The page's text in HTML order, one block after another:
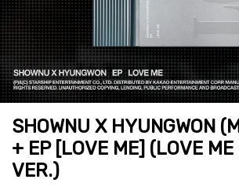
SHOWNU X HYUNGWON
+ EP [LOVE ME] (LOVE ME
VER.)